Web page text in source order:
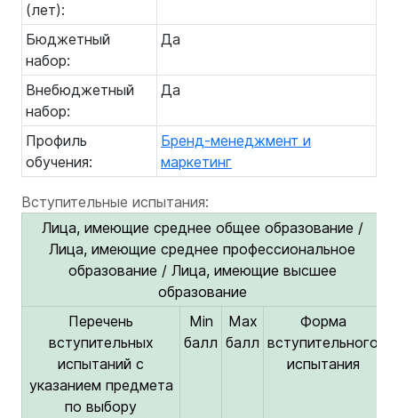
(лет):
Бюджетный
набор:
Да
Внебюджетный
набор:
Да
Профиль
обучения:
Бренд-менеджмент и
маркетинг
Вступительные испытания:
Лица, имеющие среднее общее образование /
Лица, имеющие среднее профессиональное
образование / Лица, имеющие высшее
образование
Перечень
вступительных
испытаний с
указанием предмета
по выбору
Min
балл
Max
балл
Форма
вступительного
испытания